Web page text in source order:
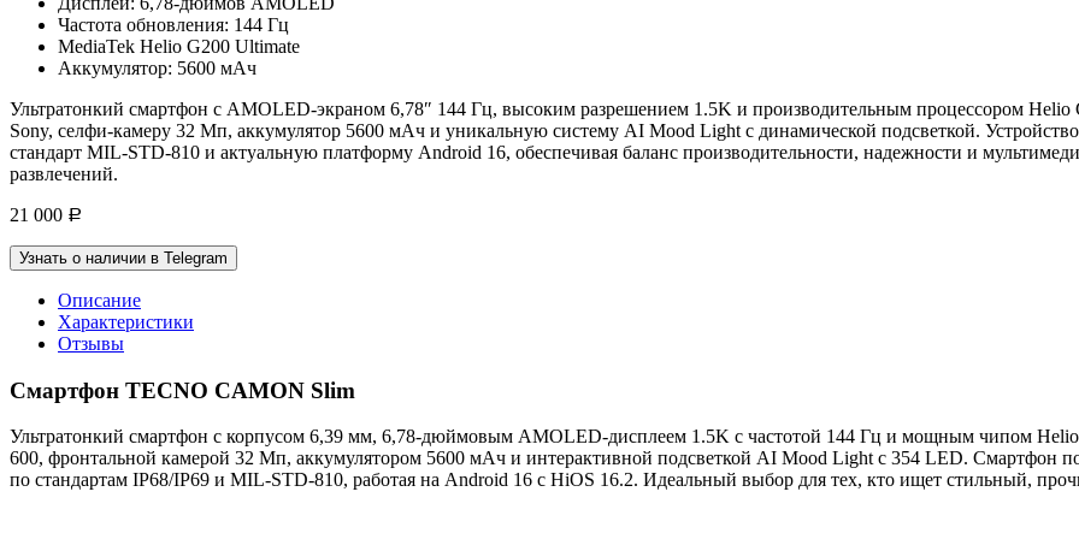
Частота обновления: 144 Гц
MediaTek Helio G200 Ultimate
Аккумулятор: 5600 мАч
Ультратонкий смартфон с AMOLED-экраном 6,78″ 144 Гц, высоким разрешением 1.5K и производительным процессором
Sony, селфи-камеру 32 Мп, аккумулятор 5600 мАч и уникальную систему AI Mood Light с динамической подсветкой.
стандарт MIL-STD-810 и актуальную платформу Android 16, обеспечивая баланс производительности, надежности и
развлечений.
21 000 Р
Узнать о наличии в Telegram
Описание
Характеристики
Отзывы
Смартфон TECNO CAMON Slim
Ультратонкий смартфон с корпусом 6,39 мм, 6,78-дюймовым AMOLED-дисплеем 1.5K с частотой 144 Гц и мощным чипом
600, фронтальной камерой 32 Мп, аккумулятором 5600 мАч и интерактивной подсветкой AI Mood Light с 354 LED. Смартфон
по стандартам IP68/IP69 и MIL-STD-810, работая на Android 16 с HiOS 16.2. Идеальный выбор для тех, кто ищет стильный,